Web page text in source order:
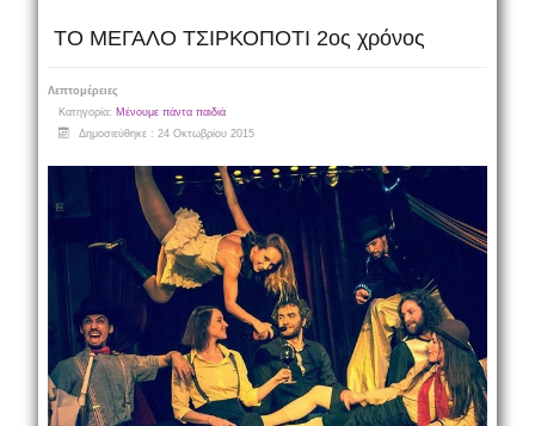
ΤΟ ΜΕΓΑΛΟ ΤΣΙΡΚΟΠΟΤΙ 2ος χρόνος
Λεπτομέρειες
Κατηγορία: Μένουμε πάντα παιδιά
Δημοσιεύθηκε : 24 Οκτωβρίου 2015